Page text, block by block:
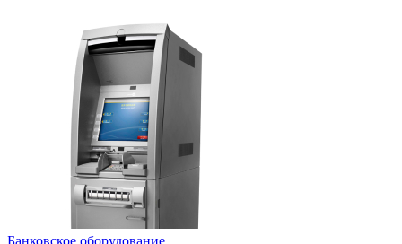
Банковское оборудование